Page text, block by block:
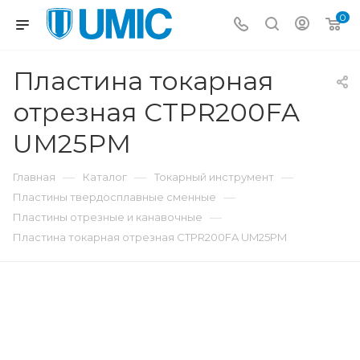
0
Пластина токарная
отрезная CTPR200FA
UM25PM
Главная — Каталог — Токарный инструмент —
Пластины твердосплавные сменные —
Пластины отрезные и канавочные —
Пластина токарная отрезная CTPR200FA UM25PM